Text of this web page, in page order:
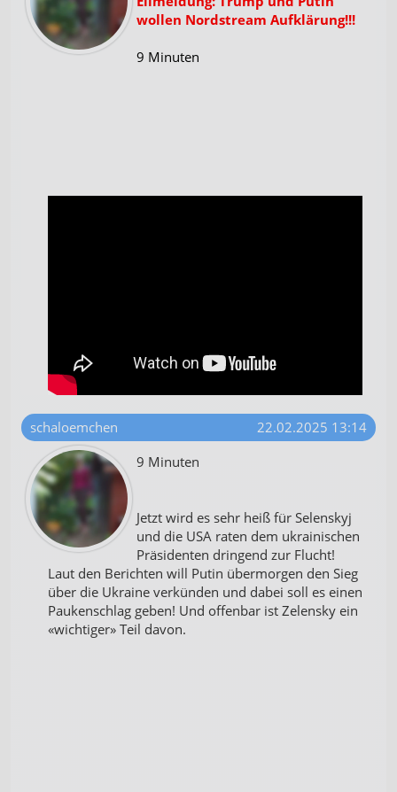
wollen Nordstream Aufklärung!!!
9 Minuten
schaloemchen
22.02.2025 13:14
9 Minuten
Jetzt wird es sehr heiß für Selenskyj
und die USA raten dem ukrainischen
Präsidenten dringend zur Flucht!
Laut den Berichten will Putin übermorgen den Sieg
über die Ukraine verkünden und dabei soll es einen
Paukenschlag geben! Und offenbar ist Zelensky ein
«wichtiger» Teil davon.